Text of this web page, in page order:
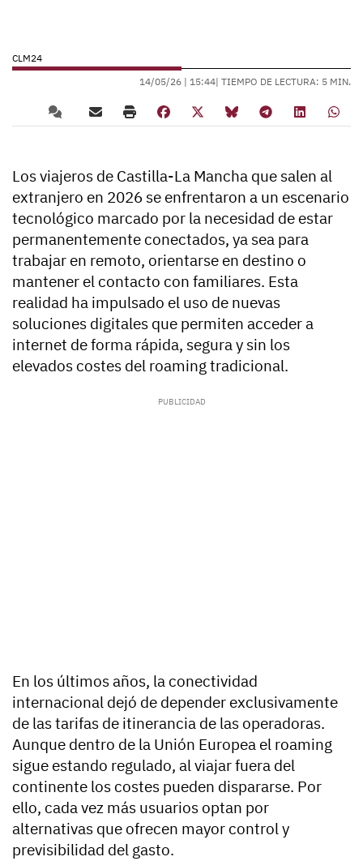
CLM24
14/05/26 | 15:44| TIEMPO DE LECTURA: 5 MIN.
Los viajeros de Castilla-La Mancha que salen al
extranjero en 2026 se enfrentaron a un escenario
tecnológico marcado por la necesidad de estar
permanentemente conectados, ya sea para
trabajar en remoto, orientarse en destino o
mantener el contacto con familiares. Esta
realidad ha impulsado el uso de nuevas
soluciones digitales que permiten acceder a
internet de forma rápida, segura y sin los
elevados costes del roaming tradicional.
En los últimos años, la conectividad
internacional dejó de depender exclusivamente
de las tarifas de itinerancia de las operadoras.
Aunque dentro de la Unión Europea el roaming
sigue estando regulado, al viajar fuera del
continente los costes pueden dispararse. Por
ello, cada vez más usuarios optan por
alternativas que ofrecen mayor control y
previsibilidad del gasto.